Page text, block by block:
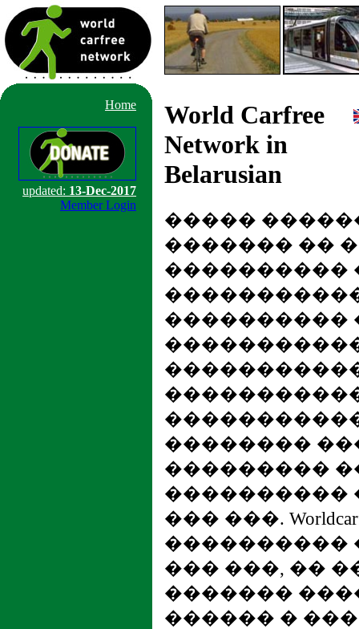
Home
updated: 13-Dec-2017
Member Login
World Carfree
Network in
Belarusian
�����
������� ��
����������
����������
��������
���������
����������
��� ���.
����������
��� ���, ��
�������
������ �